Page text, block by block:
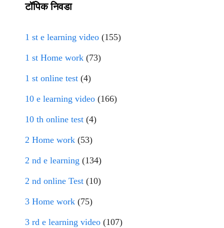
टॉपिक निवडा
1 st e learning video (155)
1 st Home work (73)
1 st online test (4)
10 e learning video (166)
10 th online test (4)
2 Home work (53)
2 nd e learning (134)
2 nd online Test (10)
3 Home work (75)
3 rd e learning video (107)